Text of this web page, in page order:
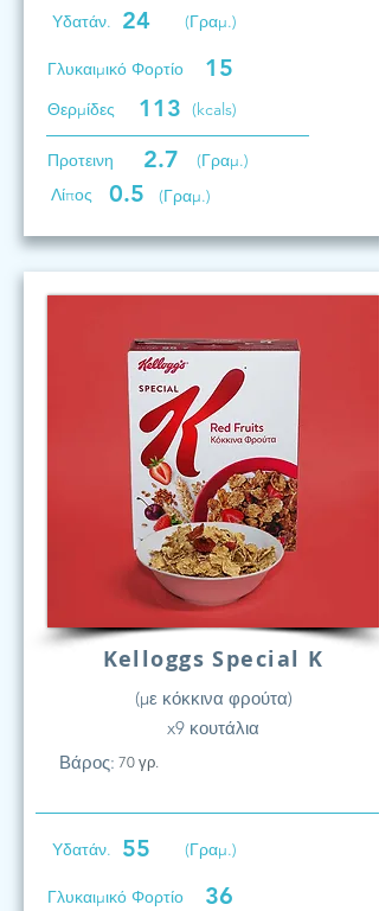
Υδατάν. 24 (Γραμ.)
Γλυκαιμικό Φορτίο 15
Θερμίδες 113 (kcals)
Προτεινη 2.7
(Γραμ.)
Λίπος
0.5 (Γραμ.)
Kelloggs Special K
(με κόκκινα φρούτα)
x9 κουτάλια
Βάρος: 70 γρ.
Υδατάν. 55 (Γραμ.)
Γλυκαιμικό Φορτίο 36